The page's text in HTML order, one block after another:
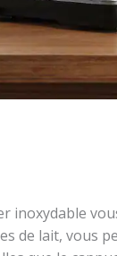
inoxydable
de lait, vous